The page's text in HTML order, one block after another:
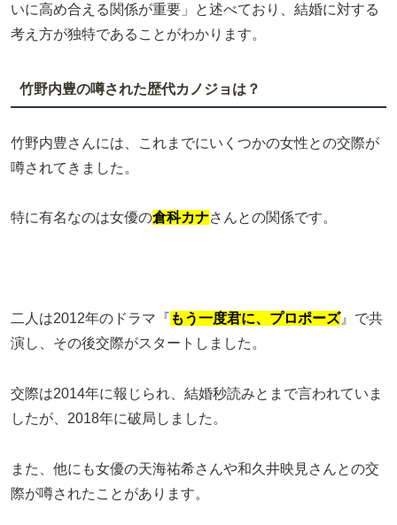
いに高め合える関係が重要」と述べており、結婚に対する
考え方が独特であることがわかります。
竹野内豊の噂された歴代カノジョは？
竹野内豊さんには、これまでにいくつかの女性との交際が
噂されてきました。
特に有名なのは女優の倉科カナさんとの関係です。
二人は2012年のドラマ『 もう一度君に、プロポーズ』で共
演し、その後交際がスタートしました。
交際は2014年に報じられ、結婚秒読みとまで言われていま
したが、2018年に破局しました。
また、他にも女優の天海祐希さんや和久井映見さんとの交
際が噂されたことがあります。